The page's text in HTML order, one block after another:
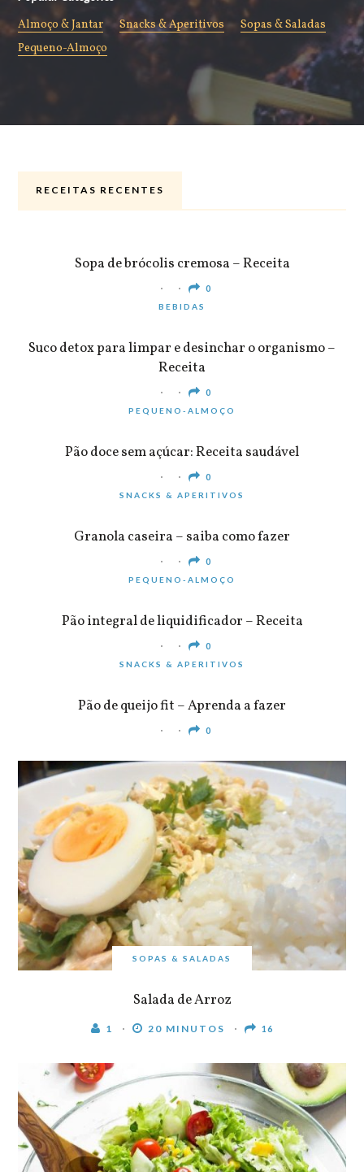
Almoço & Jantar Snacks & Aperitivos
Sopas & Saladas
Pequeno-Almoço
RECEITAS RECENTES
Sopa de brócolis cremosa – Receita
0
BEBIDAS
Suco detox para limpar e desinchar o organismo –
Receita
0
PEQUENO-ALMOÇO
Pão doce sem açúcar: Receita saudável
0
SNACKS & APERITIVOS
Granola caseira – saiba como fazer
0
PEQUENO-ALMOÇO
Pão integral de liquidificador – Receita
0
SNACKS & APERITIVOS
Pão de queijo fit – Aprenda a fazer
0
SOPAS & SALADAS
Salada de Arroz
1 20 MINUTOS 16